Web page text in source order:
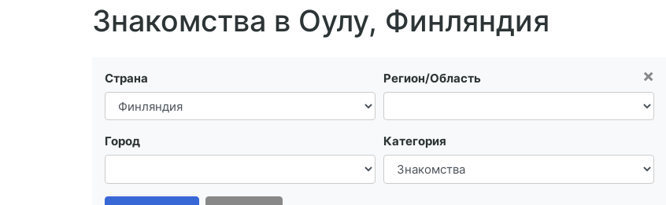
Знакомства в Оулу, Финляндия
×
Страна Регион/Область
Город Категория